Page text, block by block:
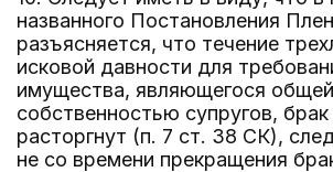
названного Постановления
разъясняется, что течение
исковой давности для
имущества, являющегося
собственностью супругов,
расторгнут (п. 7 ст. 38 СК),
не со времени прекращения